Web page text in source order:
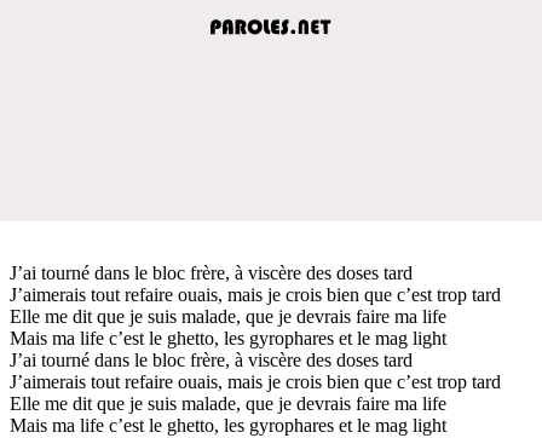
J’ai tourné dans le bloc frère, à viscère des doses tard
J’aimerais tout refaire ouais, mais je crois bien que c’est trop tard
Elle me dit que je suis malade, que je devrais faire ma life
Mais ma life c’est le ghetto, les gyrophares et le mag light
J’ai tourné dans le bloc frère, à viscère des doses tard
J’aimerais tout refaire ouais, mais je crois bien que c’est trop tard
Elle me dit que je suis malade, que je devrais faire ma life
Mais ma life c’est le ghetto, les gyrophares et le mag light